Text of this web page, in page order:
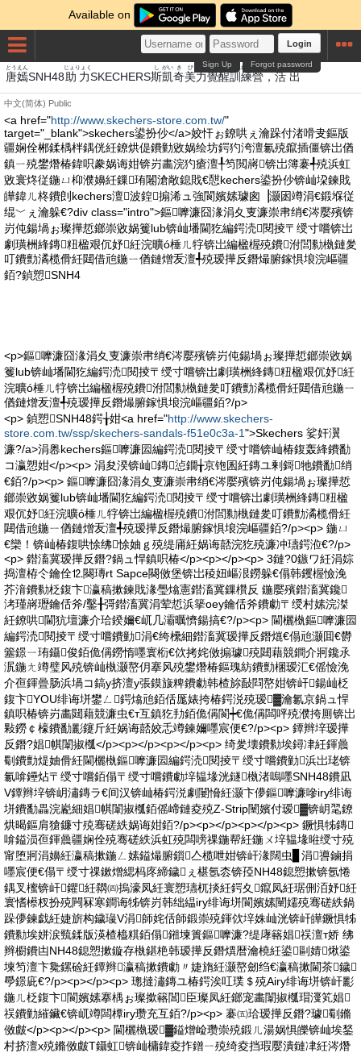
Available on
Login
Forgot password
Sign Up
唐
とう
嫣
えん
SNH48助力
じょりょく
SKECHERS斯
し
凱
がい
奇
き
美
び
力覺
りきかく
醒
せい
訓練
くんれん
營
えい
，活
かつ
出
しゅつ
中文(简体) Public
<a href="http://www.skechers-store.com.tw/"
target="_blank">skechers鍙扮仯</a>姣忓ぉ鐐哄ぇ瀹跺付渚嗗叏鏂版
疆娴佺郴鍒楀柈鍝侊紝鐐烘偍鐨勭敓娲绘坊鍔犳洿澶氱殑鑹插僵锛岀偤
鎮ㄧ殑鐢熸椿鍏呮豢娲诲姏锛岃畵浣犳瘡澶╀笉閲嶈锛岀簿褰╃殑浜虹
敓寰炵従鍦ㄩ枊濮嬶紝鏁珛闂滄敞鎴戝€憇kechers鍙扮仯锛屾垜鍊戝
皣鍏ㄦ柊鐨剆kechers澶波鍠搧浠ュ強閬嬪嫊璩囪▕灏囦竴涓€鍛堢従
绲﹀ぇ瀹躲€?div class="intro">鏂嚤濂囧湪涓夊叓濂崇帇绡€涔嬮殯锛
岃伅鍚堝ぉ璨撶悊鎯崇敓娲籆lub锛屾墦閫犵編鍔涜閱掕〒绶寸嚐锛岀
劇璜栦綘鏄粈楹艰伔妤紝浣曠ó棰ㄦ牸锛岀編楹楃殑鐨泭閭勬槸鏈夎
叮鐨勯潏榄傦紝閮借兘鍦ㄧ偤鏈熷叐澶╃殑瑷撶反鐕熶腑鎵惧埌浣嶇疆
銆?鍞愬SNH4
<p>鏂嚤濂囧湪涓夊叓濂崇帇绡€涔嬮殯锛岃伅鍚堝ぉ璨撶悊鎯崇敓娲
籆lub锛屾墦閫犵編鍔涜閱掕〒绶寸嚐锛岀劇璜栦綘鏄粈楹艰伔妤紝
浣曠ó棰ㄦ牸锛岀編楹楃殑鐨泭閭勬槸鏈夎叮鐨勯潏榄傦紝閮借兘鍦ㄧ
偤鏈熷叐澶╃殑瑷撶反鐕熶腑鎵惧埌浣嶇疆銆?/p>
<p> 鍞愬SNH48鍔╁姏<a href="http://www.skechers-
store.com.tw/ssp/skechers-sandals-f51e0c3a-1">Skechers 娑奸瀷
濂?/a>涓嶴kechers鏂嚤濂囩編鍔涜閱掕〒绶寸嚐锛屾椿鍑轰綘鐨勫
コ瀛愬姏</p><p> 涓夋湀锛屾鏄惉鐗╁京铇囷紝鏄ユ剰鎶牠鐨勫绡
€銆?/p><p> 鏂嚤濂囧湪涓夊叓濂崇帇绡€涔嬮殯锛岃伅鍚堝ぉ璨撶悊
鎯崇敓娲籆lub锛屾墦閫犵編鍔涜閱掕〒绶寸嚐锛岀劇璜栦綘鏄粈楹
艰伔妤紝浣曠ó棰ㄦ牸锛岀編楹楃殑鐨泭閭勬槸鏈夎叮鐨勯潏榄傦紝
閮借兘鍦ㄧ偤鏈熷叐澶╃殑瑷撶反鐕熶腑鎵惧埌浣嶇疆銆?/p><p> 鍦ㄩ
€欒！锛屾椿鍑哄悇绋悇妯ｇ殑缇庯紝娲诲嚭浣犵殑濂冲瓙鍔涖€?/p>
<p> 鐟滀冀瑷撶反鐕?鍋ュ悍鎮呮椿</p><p></p><p> 3鏈?0鏃ワ紝涓婃
捣澶栫仒鑰佺⒓闋瑼rt Sapce闋傚堡锛岀稜妞嶇泿鐒躲€傝韩钁楃憸浼
芥湇鐨勬柉鍑卞瀛稿摗鍊戝湪璺熻憲鐟滀冀鏁欑反 鍦嬮殯鐟滀冀鑱
洘瑾嶈瓑鑰佸斧/鑿╂彁鐟滀冀涓荤悊浜篫oey鑰佸斧鐨勮〒绶村嫊浣滐
紝鐐哄閫犺壇濂介珨鍨嬭€屼几灞曞懠鍚搞€?/p><p> 閫欐槸鏂嚤濂囩
編鍔涜閱掕〒绶寸嚐鐨勭涓€绔欙細鐟滀冀瑷撶反鐕熴€傝兘灏囬€欎
簺鐛ㄧ珛鑷俊銆佹偁鐒惰嚜寰椼€佽拷姹傚搧璩殑閮藉競鐧介牁鑱氶
泦鍦ㄤ竴璧风殑锛屾槸灏嶅仴搴风殑鐢熸椿鏂瑰紡鐨勯棞瑷汇€傜憸浼
介亱鍕曡肠浜堝コ鎬у挤澶у張鏌旇粺鐨勮韩楂旀敮閰嶅姏锛屽鍚屾柉
鍑卞YOU绯诲垪鐢ㄥ鍔熻兘銆佸厖婊挎椿鍔涚殑瑷▓瀹氱京鍋ュ悍
鎮呮椿锛岃畵閮藉競濂虫€т互鎮犵劧銆佹偁閬┿€佹偁闆呯殑濮挎厠锛岀
敤鐒￠檺鐨勫彲鑳斤紝娲诲嚭姣忎竴鍊嬭嚜宸便€?/p><p> 鐔辫垶瑷撶
反鐕?娼帺闈掓槬</p><p></p><p></p><p> 绮夎壊鐨勬埃鐞冿紝鍕曟
劅鐨勯煶妯傦紝閫欐槸鏂嚤濂囩編鍔涜閱掕〒绶寸嚐鐨勭浜岀珯锛
氱啽鑸炶〒绶寸嚐銆傝〒绶寸嚐鐨勮垶韫堟洸鐩槸渚嗚嚜SNH48鐨凪
V鐔辫垶锛岄潚鏄ラ€间汉锛屾椿鍔涚劇闄愶紝灏卞儚鏂嚤濂嘇iry绯诲
垪鐨勫畾浣嶏細娼帺闈掓槬銆傜崹鏈夌殑Z-Strip闉嬪付瑷▓锛岄毣鐐
烘暍鏂肩獊鐮寸殑骞磋紩娲诲姏銆?/p><p></p><p></p><p> 鐝惧牬鏄
啽鎰涢亱鍕曟疆娴佺殑骞磋紩浜虹殑闆嗙祼鍦帮紝鍦ㄨ垶韫堟暀绶寸殑
甯堕牁涓嬶紝瀛稿摗鍦ㄥ嫊鎰熶腑鎻亼榄呭姏锛屽湪闊虫▊涓噵鏀捐
嚜宸便€傝〒绶寸祼鏉熷緦杩庝締鐬ぇ椹氬枩锛孲NH48鎴愬摗锛氬惓
鍝叉櫁锛屽鑺紝閷㈣摀濠凤紝寰愬瓙杌掞紝鍔夊鑹凤紝琚侀洦妤紝
寰愭櫒杈扮殑闁冧寒鐧诲牬锛岃韩绌緼iry绯诲垪閬嬪嫊闉嬬殑骞磋紩鍋
跺儚鍊戯紝婕旂构鐬璏V涓師姹佸師鍛崇殑鍕佽垶姝屾洸锛屽皣鐝惧牬
鐨勬埃姘涙巰鍒版渶楂橀粸銆傝鎺堜簣鏂嚤濂?缇庨簵娼祦澶т娇 绋
辫櫉鐨凷NH48鎴愬摗鏇存槸鍖栬韩瑷撶反鐕熼暦瀹橈紝鍙剾婧煍鍙
堜笉澶卞毚鏍硷紝鐔辫瀛稿摗鐨勮〃婕旓紝灏嶅劒绉€瀛稿摗閫茶鐬
爳鐛庛€?/p><p></p><p> 璁撻潚鏄ユ椿鍔涘叿璞＄殑Airy绯诲垪锛屽彲
鍦ㄦ柉鍑卞閬嬪嫊搴楀ぉ璨撳簵閶臣璨凤紝鎯宠畵闈掓槬瑁濅笂娼
祦鐨勭繀鑶€锛屼竴闆橝iry瓒充互銆?/p><p> 褰㈤珨瑷撶反鐕?璩劅鏅
傚皻</p><p></p><p> 閫欐槸瑷▓鎰熷崄瓒崇殑鍛ㄦ湯娲惧皪锛屾埃鍫
村挤澶х殑鏅傚皻T鑷虹锛屾槦鍏夌拃鐠ㄧ殑绮夌挡瑕嬮潰鏈冿紝涔熸